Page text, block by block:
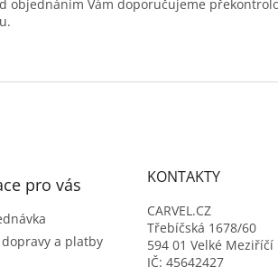
objednáním Vám doporučujeme
pro vás
a platby
KONTAKTY
CARVEL.CZ
Třebíčská 1678/60
594 01 Velké Meziříčí
IČ: 45642427